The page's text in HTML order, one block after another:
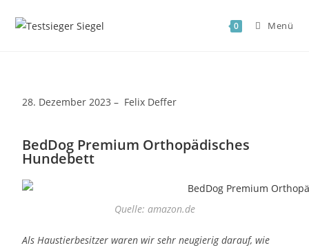
0 Menü
28. Dezember 2023 – Felix Deffer
BedDog Premium Orthopädisches
Hundebett
Quelle: amazon.de
Als Haustierbesitzer waren wir sehr neugierig darauf, wie